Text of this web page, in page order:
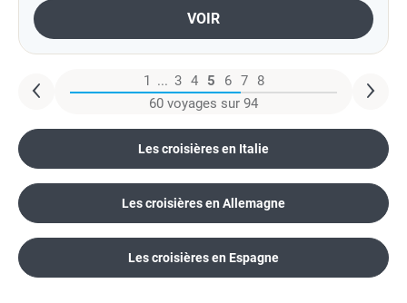
VOIR
1 ... 3 4 5 6 7
8
60 voyages sur 94
Les croisières en Italie
Les croisières en Allemagne
Les croisières en Espagne